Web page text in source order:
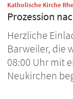
Katholische Kirche
Prozession
Herzliche
Barweiler, die
08:00 Uhr mit
Neukirchen